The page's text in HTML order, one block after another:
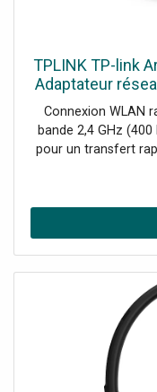
TPLINK TP-link
Adaptateur
votre PC une
Connexion WLAN
bande 2,4 GHz
pour un transfert
compact et
WPA3